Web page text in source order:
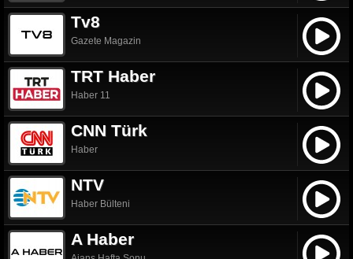
Tv8
Gazete Magazin
TRT Haber
Haber 11
CNN Türk
Haber
NTV
Haber Bülteni
A Haber